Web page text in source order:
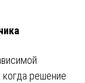
решение